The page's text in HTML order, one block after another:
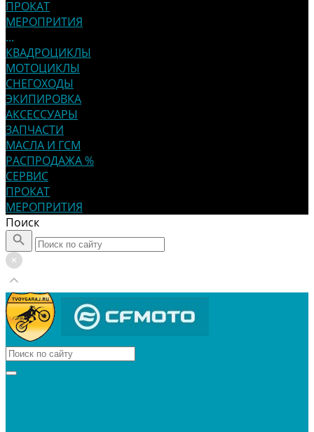
ПРОКАТ
МЕРОПРИТИЯ
...
КВАДРОЦИКЛЫ
МОТОЦИКЛЫ
СНЕГОХОДЫ
ЭКИПИРОВКА
АКСЕССУАРЫ
ЗАПЧАСТИ
МАСЛА И ГСМ
РАСПРОДАЖА %
СЕРВИС
ПРОКАТ
МЕРОПРИТИЯ
Поиск